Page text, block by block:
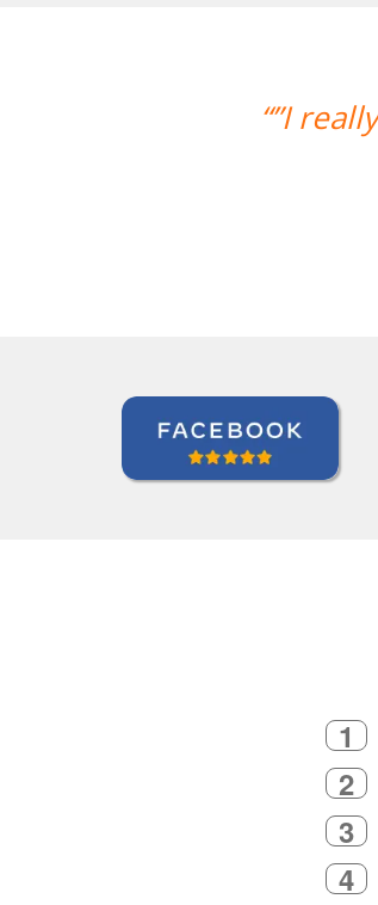
teaching style and I
looking forward
1
2
3
4